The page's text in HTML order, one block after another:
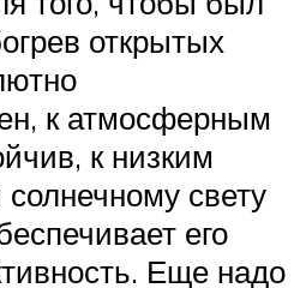
открытых
к атмосферным
к низким
свету
его
Еще надо